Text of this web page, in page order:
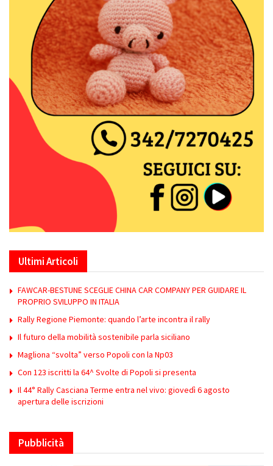
Ultimi Articoli
FAWCAR-BESTUNE SCEGLIE CHINA CAR COMPANY PER GUIDARE IL
PROPRIO SVILUPPO IN ITALIA
Rally Regione Piemonte: quando l’arte incontra il rally
Il futuro della mobilità sostenibile parla siciliano
Magliona “svolta” verso Popoli con la Np03
Con 123 iscritti la 64^ Svolte di Popoli si presenta
Il 44° Rally Casciana Terme entra nel vivo: giovedì 6 agosto
apertura delle iscrizioni
Pubblicità